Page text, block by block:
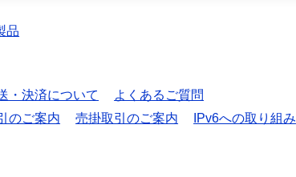
品
・決済について
よくあるご質問
のご案内 売掛取引のご案内
IPv6への取り組み